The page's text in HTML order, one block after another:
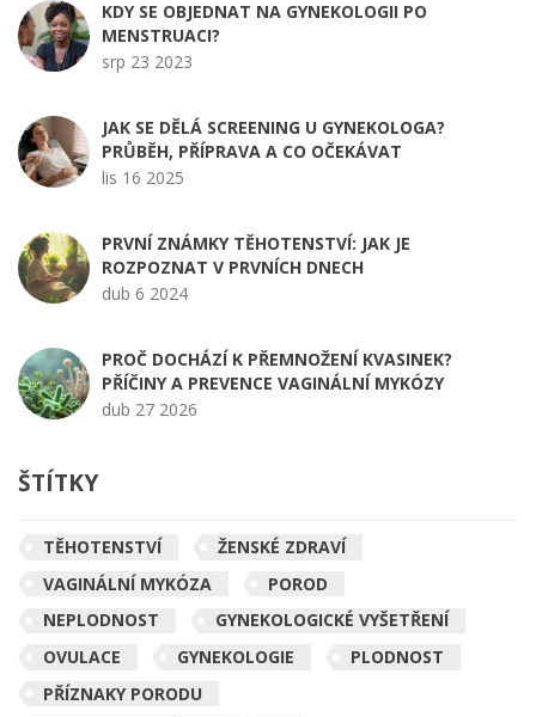
KDY SE OBJEDNAT NA GYNEKOLOGII PO
MENSTRUACI?
srp 23 2023
JAK SE DĚLÁ SCREENING U GYNEKOLOGA?
PRŮBĚH, PŘÍPRAVA A CO OČEKÁVAT
lis 16 2025
PRVNÍ ZNÁMKY TĚHOTENSTVÍ: JAK JE
ROZPOZNAT V PRVNÍCH DNECH
dub 6 2024
PROČ DOCHÁZÍ K PŘEMNOŽENÍ KVASINEK?
PŘÍČINY A PREVENCE VAGINÁLNÍ MYKÓZY
dub 27 2026
ŠTÍTKY
TĚHOTENSTVÍ
ŽENSKÉ ZDRAVÍ
VAGINÁLNÍ MYKÓZA
POROD
NEPLODNOST
GYNEKOLOGICKÉ VYŠETŘENÍ
OVULACE
GYNEKOLOGIE
PLODNOST
PŘÍZNAKY PORODU